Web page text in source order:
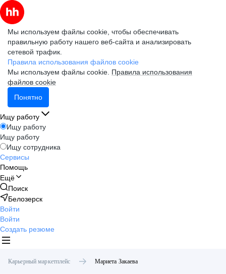
Мы используем файлы cookie, чтобы обеспечивать
правильную работу нашего веб-сайта и анализировать
сетевой трафик.
Правила использования файлов cookie
Мы используем файлы cookie. Правила использования
файлов cookie
Понятно
Ищу работу
Ищу работу
Ищу работу
Ищу сотрудника
Сервисы
Помощь
Ещё
Поиск
Белозерск
Войти
Войти
Создать резюме
Карьерный маркетплейс Мариета Закаева